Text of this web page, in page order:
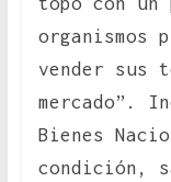
organismos
vender sus
mercado”.
Bienes
condición,